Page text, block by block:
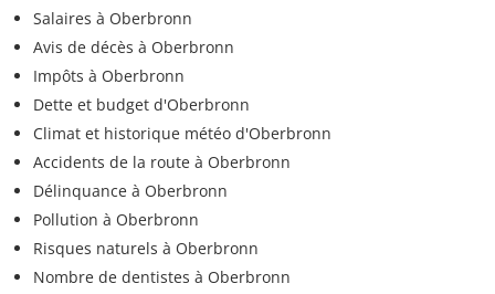
Salaires à Oberbronn
Avis de décès à Oberbronn
Impôts à Oberbronn
Dette et budget d'Oberbronn
Climat et historique météo d'Oberbronn
Accidents de la route à Oberbronn
Délinquance à Oberbronn
Pollution à Oberbronn
Risques naturels à Oberbronn
Nombre de dentistes à Oberbronn